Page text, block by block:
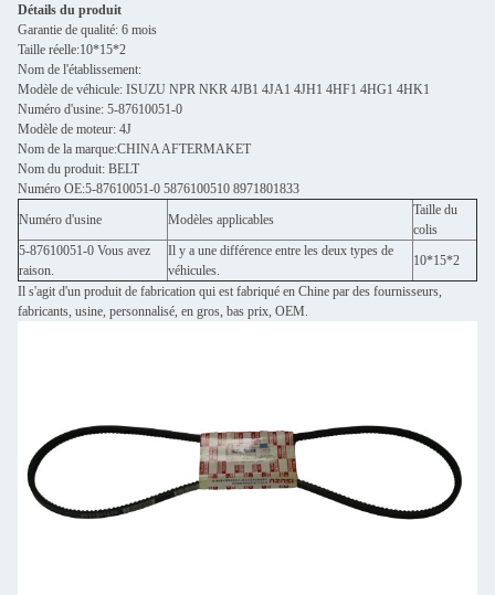
Détails du produit
Garantie de qualité: 6 mois
Taille réelle:10*15*2
Nom de l'établissement:
Modèle de véhicule: ISUZU NPR NKR 4JB1 4JA1 4JH1 4HF1 4HG1 4HK1
Numéro d'usine: 5-87610051-0
Modèle de moteur: 4J
Nom de la marque:CHINA AFTERMAKET
Nom du produit: BELT
Numéro OE:5-87610051-0 5876100510 8971801833
Numéro d'usine
Modèles applicables
Taille du
colis
5-87610051-0 Vous avez
raison.
Il y a une différence entre les deux types de
véhicules.
10*15*2
Il s'agit d'un produit de fabrication qui est fabriqué en Chine par des fournisseurs,
fabricants, usine, personnalisé, en gros, bas prix, OEM.